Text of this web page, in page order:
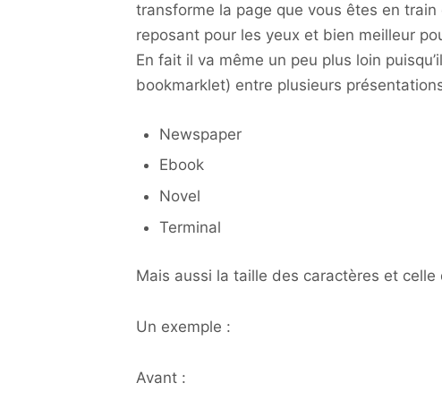
transforme la page que vous êtes en
reposant pour les yeux et bien meilleur
En fait il va même un peu plus loin
bookmarklet) entre plusieurs
Newspaper
Ebook
Novel
Terminal
Mais aussi la taille des caractères et celle
Un exemple :
Avant :